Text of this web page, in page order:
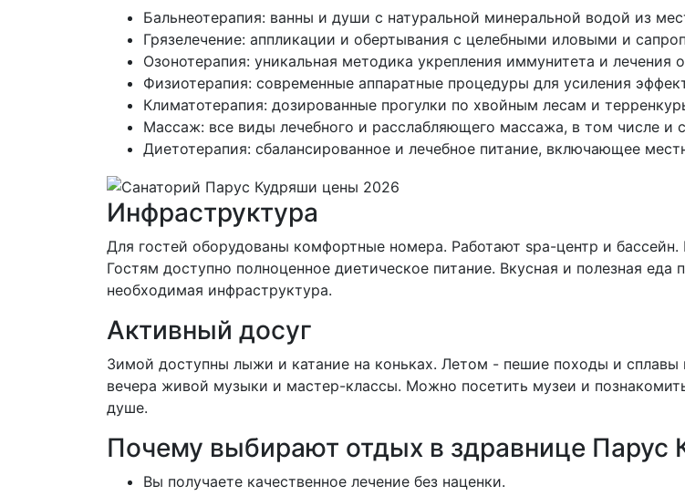
Бальнеотерапия: ванны и души с натуральной минеральной водой из
Грязелечение: аппликации и обертывания с целебными иловыми и
Озонотерапия: уникальная методика укрепления иммунитета и лечения
Физиотерапия: современные аппаратные процедуры для усиления
Климатотерапия: дозированные прогулки по хвойным лесам и
Массаж: все виды лечебного и расслабляющего массажа, в том числе и
Диетотерапия: сбалансированное и лечебное питание, включающее
Инфраструктура
Для гостей оборудованы комфортные номера. Работают spa-центр и
Гостям доступно полноценное диетическое питание. Вкусная и полезная
необходимая инфраструктура.
Активный досуг
Зимой доступны лыжи и катание на коньках. Летом - пешие походы и
вечера живой музыки и мастер-классы. Можно посетить музеи и
душе.
Почему выбирают отдых в здравнице Парус
Вы получаете качественное лечение без наценки.